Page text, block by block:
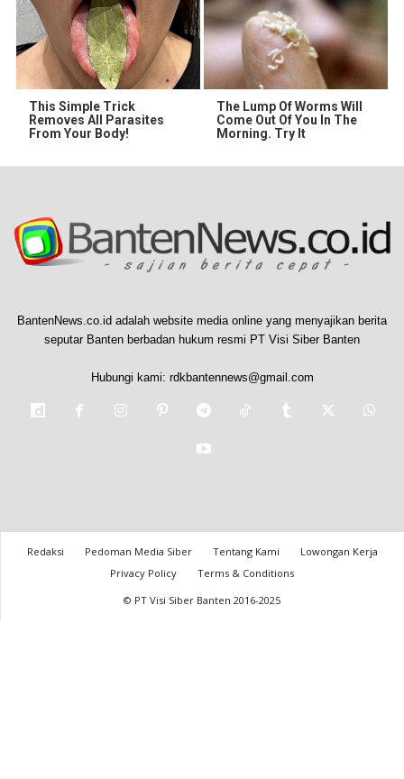
This Simple Trick
Removes All Parasites
From Your Body!
The Lump Of Worms Will
Come Out Of You In The
Morning. Try It
BantenNews.co.id adalah website media online yang menyajikan berita
seputar Banten berbadan hukum resmi PT Visi Siber Banten
Hubungi kami: rdkbantennews@gmail.com
Redaksi Pedoman Media Siber Tentang Kami
Lowongan Kerja
Privacy Policy
Terms & Conditions
© PT Visi Siber Banten 2016-2025